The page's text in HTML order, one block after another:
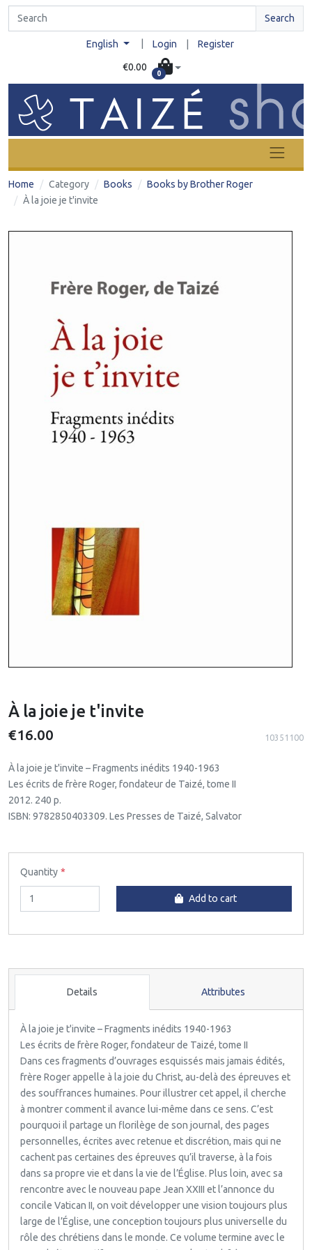
Search
English Login Register
€0.00
0
Home Category Books
Books by Brother Roger
À la joie je t'invite
À la joie je t'invite
€16.00 10351100
À la joie je t'invite – Fragments inédits 1940-1963
Les écrits de frère Roger, fondateur de Taizé, tome II
2012. 240 p.
ISBN: 9782850403309. Les Presses de Taizé, Salvator
Quantity
Add to cart
Details Attributes
À la joie je t'invite – Fragments inédits 1940-1963
Les écrits de frère Roger, fondateur de Taizé, tome II
Dans ces fragments d’ouvrages esquissés mais jamais édités,
frère Roger appelle à la joie du Christ, au-delà des épreuves et
des souffrances humaines. Pour illustrer cet appel, il cherche
à montrer comment il avance lui-même dans ce sens. C’est
pourquoi il partage un florilège de son journal, des pages
personnelles, écrites avec retenue et discrétion, mais qui ne
cachent pas certaines des épreuves qu’il traverse, à la fois
dans sa propre vie et dans la vie de l’Église. Plus loin, avec sa
rencontre avec le nouveau pape Jean XXIII et l’annonce du
concile Vatican II, on voit développer une vision toujours plus
large de l’Église, une conception toujours plus universelle du
rôle des chrétiens dans le monde. Ce volume termine avec le